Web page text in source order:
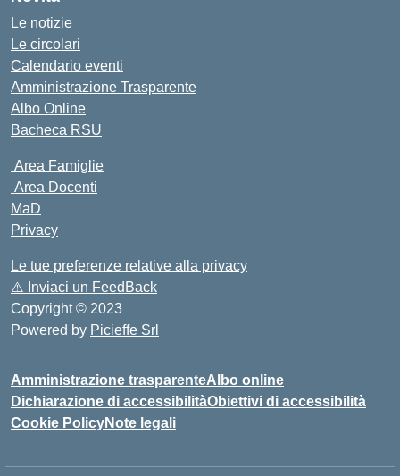
Le notizie
Le circolari
Calendario eventi
Amministrazione Trasparente
Albo Online
Bacheca RSU
Area Famiglie
Area Docenti
MaD
Privacy
Le tue preferenze relative alla privacy
⚠️ Inviaci un FeedBack
Copyright © 2023
Powered by Picieffe Srl
Amministrazione trasparenteAlbo online
Dichiarazione di accessibilitàObiettivi di accessibilità
Cookie PolicyNote legali